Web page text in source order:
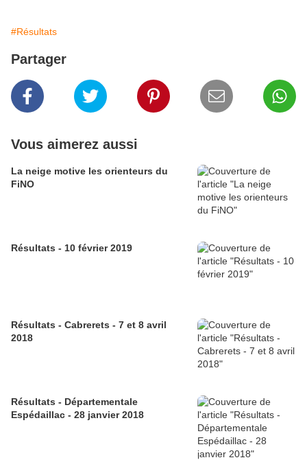
#Résultats
Partager
Vous aimerez aussi
La neige motive les orienteurs du
FiNO
Résultats - 10 février 2019
Résultats - Cabrerets - 7 et 8 avril
2018
Résultats - Départementale
Espédaillac - 28 janvier 2018